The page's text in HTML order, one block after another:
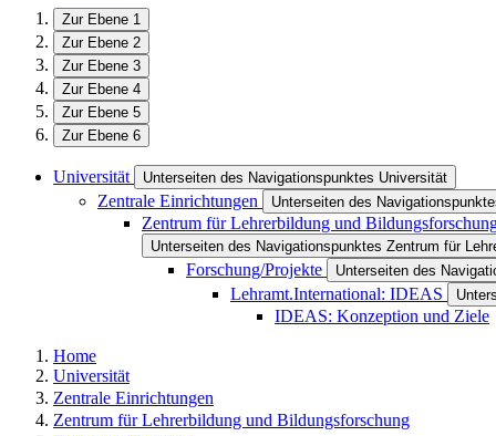
Zur Ebene 1
Zur Ebene 2
Zur Ebene 3
Zur Ebene 4
Zur Ebene 5
Zur Ebene 6
Universität Unterseiten des Navigationspunktes Universität
Zentrale Einrichtungen Unterseiten des
Zentrum für Lehrerbildung und
Unterseiten des Navigationspunktes Zentrum für
Forschung/Projekte Unterseiten des
Lehramt.International: IDEAS
IDEAS: Konzeption und Ziele
Home
Universität
Zentrale Einrichtungen
Zentrum für Lehrerbildung und Bildungsforschung